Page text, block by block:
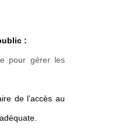
:
pour gérer les
de l’accès au